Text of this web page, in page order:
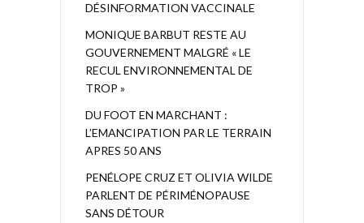
DÉSINFORMATION VACCINALE
MONIQUE BARBUT RESTE AU
GOUVERNEMENT MALGRÉ « LE
RECUL ENVIRONNEMENTAL DE
TROP »
DU FOOT EN MARCHANT :
L’EMANCIPATION PAR LE TERRAIN
APRES 50 ANS
PENÉLOPE CRUZ ET OLIVIA WILDE
PARLENT DE PÉRIMÉNOPAUSE
SANS DÉTOUR